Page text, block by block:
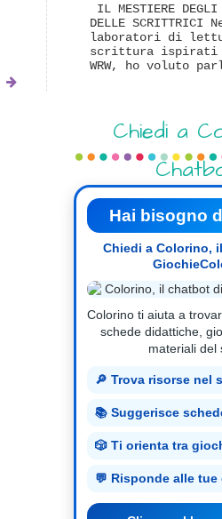
IL MESTIERE DEGLI
DELLE
laboratori di
scrittura ispirati
WRW, ho voluto
Chiedi a
Hai bisogno
Chiedi a Colorino,
Colorino ti aiuta a
schede didattiche,
materiali del
🔎 Trova risorse nel
📚 Suggerisce
🎲 Ti orienta tra
💬 Risponde alle tue